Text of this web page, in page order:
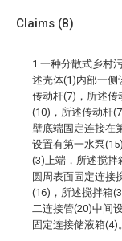
Claims (8)
1.一种分散式乡村
述壳体(1)内部一侧
传动杆(7)，所述传
(10)，所述传动杆
壁底端固定连接在
设置有第一水泵
(3)上端，所述搅拌
圆周表面固定连接
(16)，所述搅拌箱
二连接管(20)中间
固定连接储液箱(4)。